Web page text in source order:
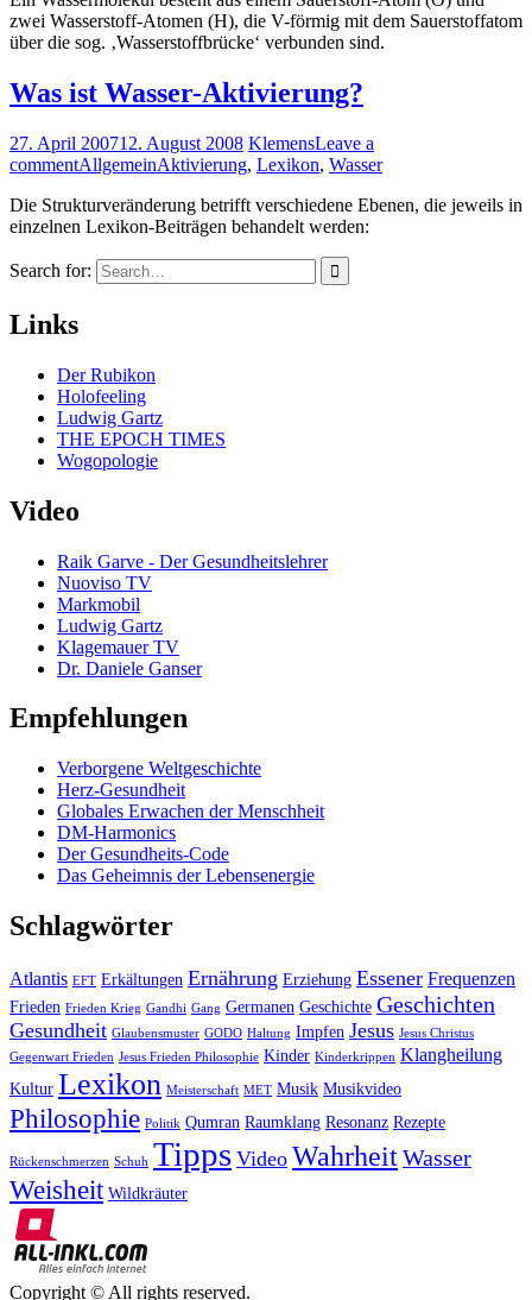
zwei Wasserstoff-Atomen (H), die V-förmig mit dem Sauerstoffatom
über die sog. ‚Wasserstoffbrücke‘ verbunden sind.
Was ist Wasser-Aktivierung?
27. April 200712. August 2008 KlemensLeave a
commentAllgemeinAktivierung, Lexikon, Wasser
Die Strukturveränderung betrifft verschiedene Ebenen, die jeweils in
einzelnen Lexikon-Beiträgen behandelt werden:
Search for:
Links
Der Rubikon
Holofeeling
Ludwig Gartz
THE EPOCH TIMES
Wogopologie
Video
Raik Garve - Der Gesundheitslehrer
Nuoviso TV
Markmobil
Ludwig Gartz
Klagemauer TV
Dr. Daniele Ganser
Empfehlungen
Verborgene Weltgeschichte
Herz-Gesundheit
Globales Erwachen der Menschheit
DM-Harmonics
Der Gesundheits-Code
Das Geheimnis der Lebensenergie
Schlagwörter
Atlantis EFT Erkältungen Ernährung Erziehung Essener Frequenzen
Frieden Frieden Krieg Gandhi Gang Germanen Geschichte Geschichten
Gesundheit Glaubensmuster GODO Haltung Impfen Jesus Jesus Christus
Gegenwart Frieden Jesus Frieden Philosophie Kinder Kinderkrippen Klangheilung
Kultur Lexikon Meisterschaft MET Musik Musikvideo
Philosophie Politik Qumran Raumklang Resonanz Rezepte
Rückenschmerzen Schuh Tipps Video WahrheitWasser
Weisheit Wildkräuter
Copyright © All rights reserved.